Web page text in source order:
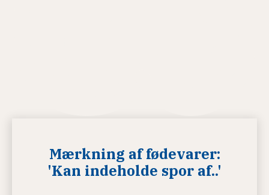
Mærkning af fødevarer:
'Kan indeholde spor af..'